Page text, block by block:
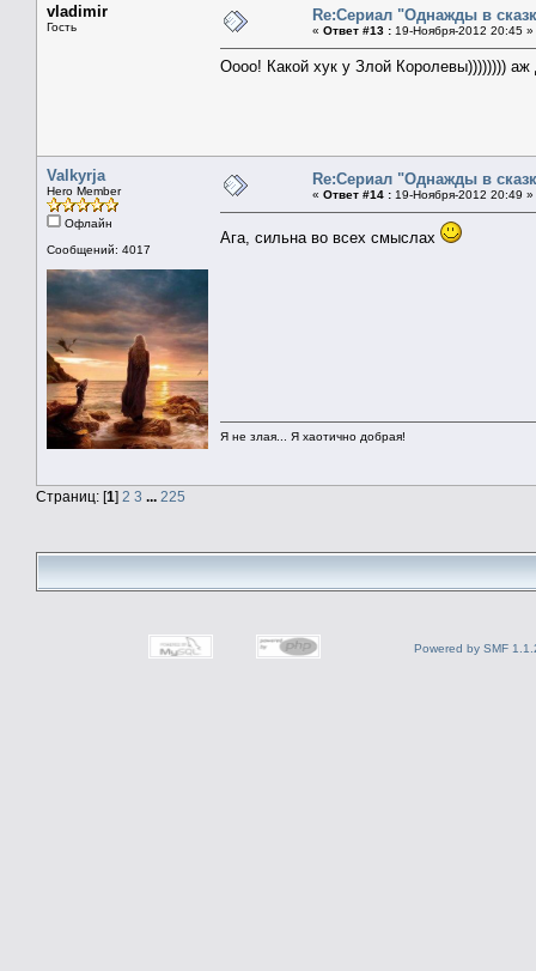
vladimir
Гость
Re:Сериал "Однажды в
« Ответ #13 : 19-Ноября-2012 20:45 »
Оооо! Какой хук у Злой Королевы))))))))
Valkyrja
Hero Member
Офлайн
Сообщений: 4017
Re:Сериал "Однажды в
« Ответ #14 : 19-Ноября-2012 20:49 »
Ага, сильна во всех смыслах
Я не злая... Я хаотично добрая!
Страниц: [1] 2 3 ... 225
Powered by SMF